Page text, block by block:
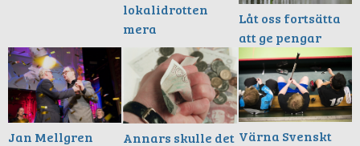
lokalidrotten
mera
Låt oss fortsätta
att ge pengar
Jan Mellgren
Annars skulle det Värna Svenskt